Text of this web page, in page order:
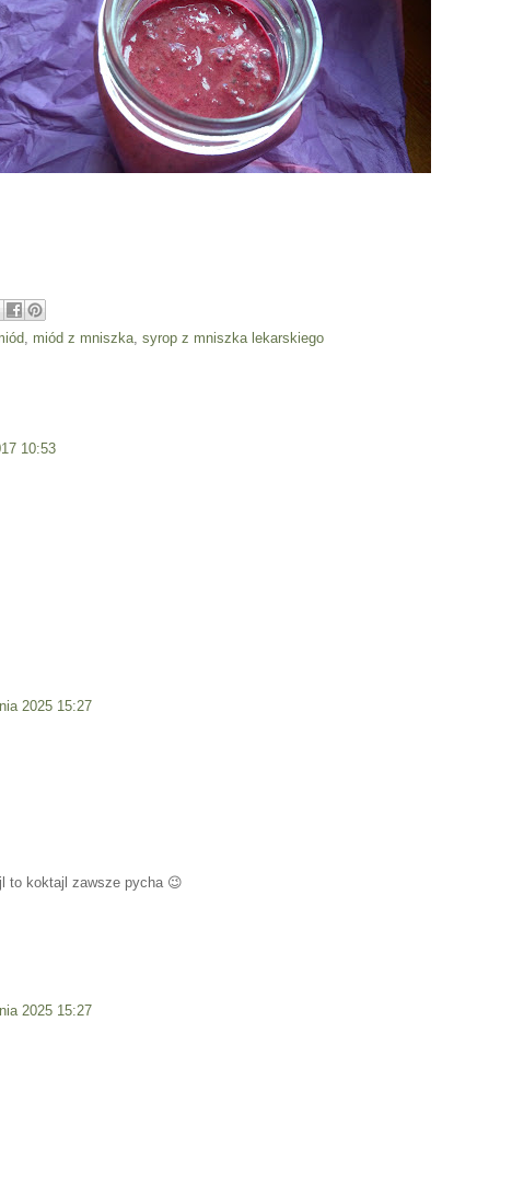
miód z mniszka syrop z mniszka lekarskiego
10:53
2025 15:27
to koktajl zawsze pycha 😉
2025 15:27